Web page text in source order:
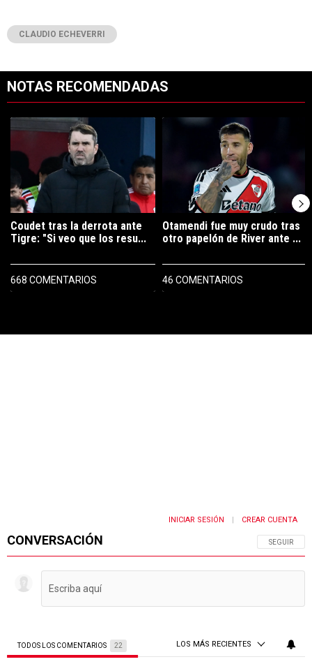
CLAUDIO ECHEVERRI
NOTAS RECOMENDADAS
Un artículo de tendencia con el título "Coudet tras la derrota ante
Coudet tras la derrota ante
Tigre: "Si veo que los resu...
668 COMENTARIOS
Un artículo de tendencia con el
Otamendi fue muy crudo tras
otro papelón de River ante ...
46 COMENTARIOS
CONVERSACIÓN SIGA ESTA
SEGUIR
INICIAR SESIÓN CREAR CUENTA
TODOS LOS COMENTARIOS 22 LOS MÁS RECIENTES